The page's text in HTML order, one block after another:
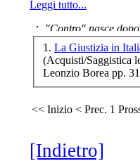
Leggi tutto...
"Contro" nasce
cominciato con la
ripensaremarx. i saggi
questa collaborazione
è teorica, sempre però
presente fase.
Acquista ora...
http://www.lastampa.it/
1. La Giustizia in
(Acquisti/Saggistica
Leonzio Borea pp.
<< Inizio < Prec. 1
[Indietro]